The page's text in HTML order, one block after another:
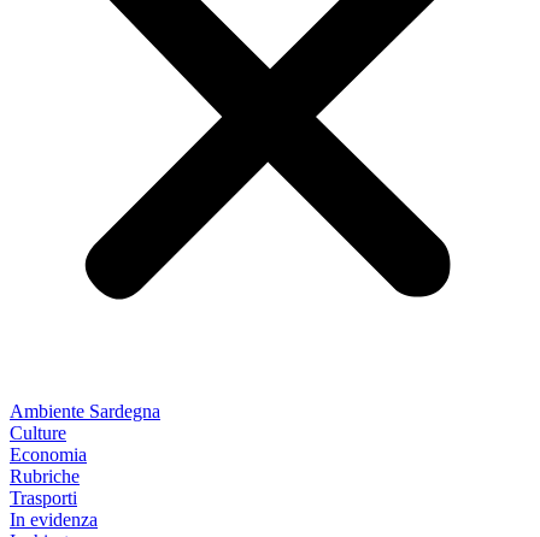
Ambiente Sardegna
Culture
Economia
Rubriche
Trasporti
In evidenza